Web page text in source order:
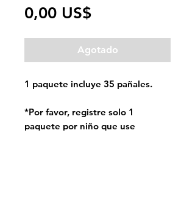
0,00 US$Precio
Agotado
1 paquete incluye 35 pañales.
*Por favor, registre solo 1
paquete por niño que use